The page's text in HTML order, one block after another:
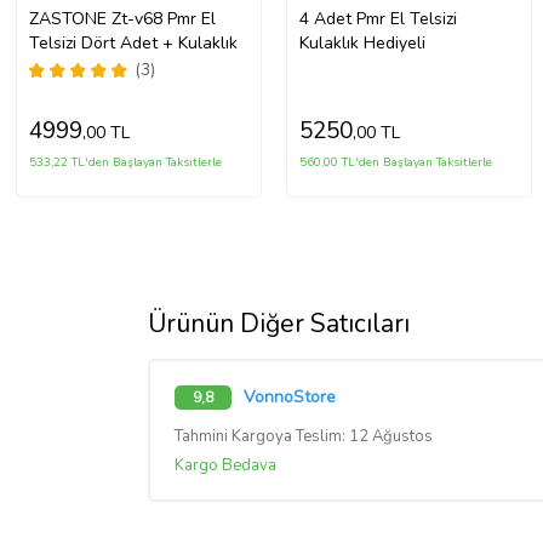
ZASTONE Zt-v68 Pmr El
Telsizi Dört Adet + Kulaklık
(3)
4999,00 TL
533,22 TL'den Başlayan Taksitlerle
4 Adet Pmr El Telsizi
Kulaklık Hediyeli
5250,00 TL
560,00 TL'den Başlayan Taksitlerle
Ürünün Diğer Satıcıları
9,8 VonnoStore
Tahmini Kargoya Teslim: 12 Ağustos
Kargo Bedava